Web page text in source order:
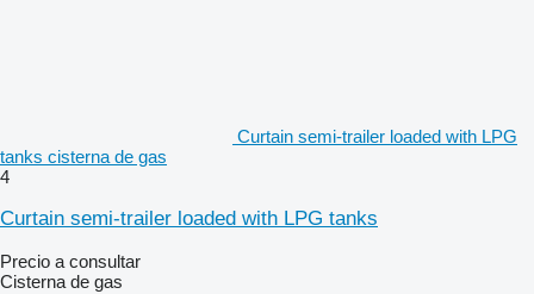
Curtain semi-trailer loaded with LPG
tanks cisterna de gas
4
Curtain semi-trailer loaded with LPG tanks
Precio a consultar
Cisterna de gas